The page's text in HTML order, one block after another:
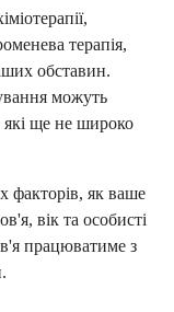
терапія,
обставин.
можуть
які ще не широко
факторів, як ваше
вік та особисті
працюватиме з